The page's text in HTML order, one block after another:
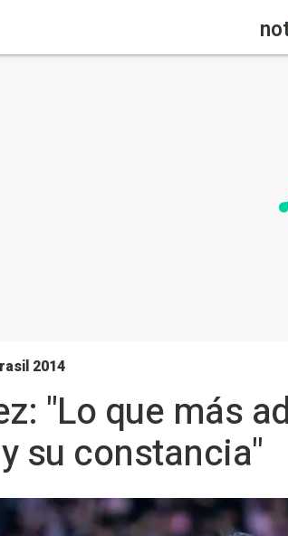
2014
"Lo que más
su constancia"